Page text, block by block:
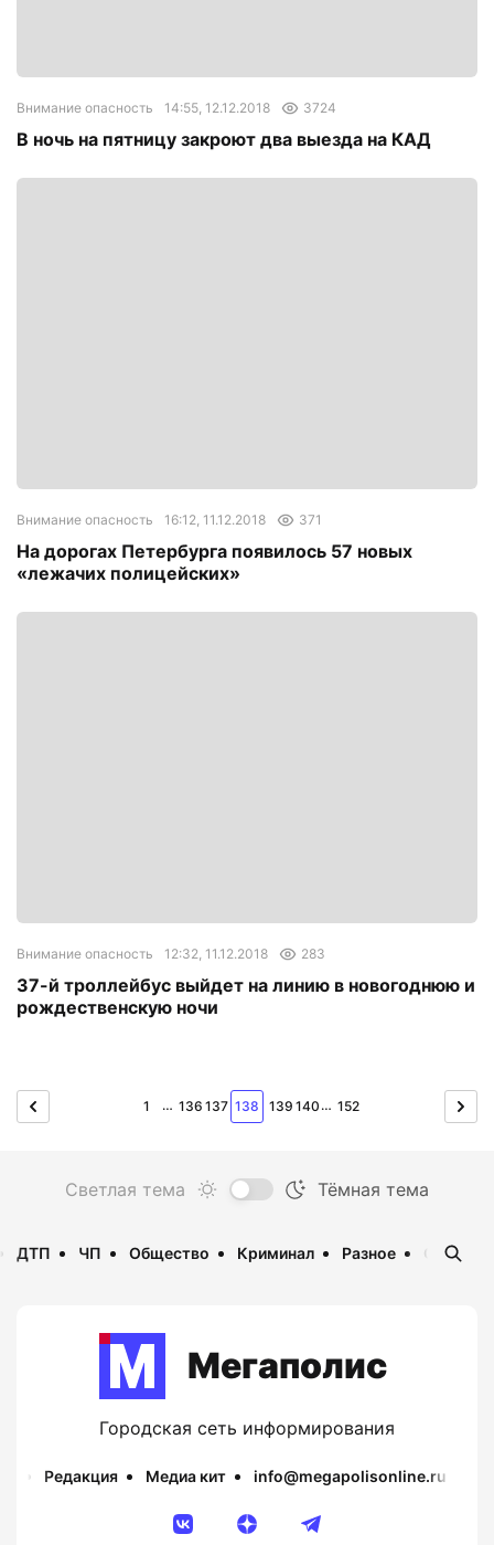
Внимание опасность 14:55, 12.12.2018 3724
В ночь на пятницу закроют два выезда на КАД
Внимание опасность 16:12, 11.12.2018 371
На дорогах Петербурга появилось 57 новых
«лежачих полицейских»
Внимание опасность 12:32, 11.12.2018 283
37-й троллейбус выйдет на линию в новогоднюю и
рождественскую ночи
1 … 136 137 138 139 140 … 152
ДТП ЧП Общество Криминал Разное
Мегаполис
Городская сеть информирования
Редакция Медиа кит info@megapolisonline.ru